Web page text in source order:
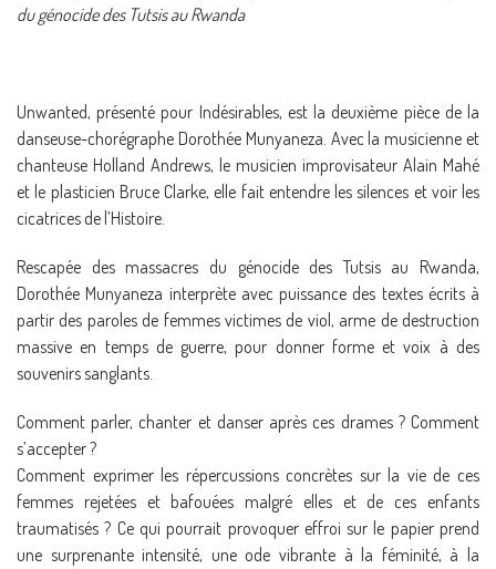
du génocide des Tutsis au Rwanda
Unwanted, présenté pour Indésirables, est la deuxième pièce de la
danseuse-chorégraphe Dorothée Munyaneza. Avec la musicienne et
chanteuse Holland Andrews, le musicien improvisateur Alain Mahé
et le plasticien Bruce Clarke, elle fait entendre les silences et voir les
cicatrices de l’Histoire.
Rescapée des massacres du génocide des Tutsis au Rwanda,
Dorothée Munyaneza interprète avec puissance des textes écrits à
partir des paroles de femmes victimes de viol, arme de destruction
massive en temps de guerre, pour donner forme et voix à des
souvenirs sanglants.
Comment parler, chanter et danser après ces drames ? Comment
s’accepter ?
Comment exprimer les répercussions concrètes sur la vie de ces
femmes rejetées et bafouées malgré elles et de ces enfants
traumatisés ? Ce qui pourrait provoquer effroi sur le papier prend
une surprenante intensité, une ode vibrante à la féminité, à la